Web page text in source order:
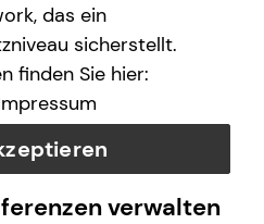
zusätzlichen Software oder
auf deinem Bildschirm
per E-Signatur
das ein
sicherstellt.
finden Sie hier:
verwalten